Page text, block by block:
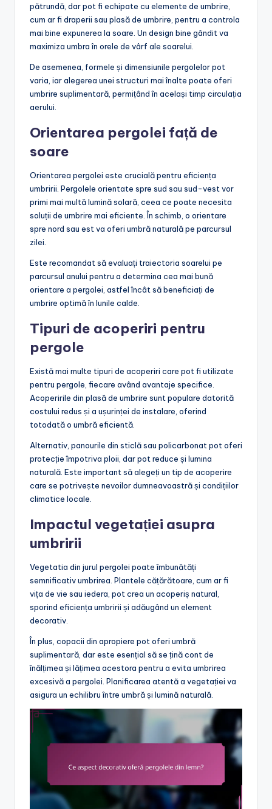
pătrundă, dar pot fi echipate cu elemente de umbrire,
cum ar fi draperii sau plasă de umbrire, pentru a controla
mai bine expunerea la soare. Un design bine gândit va
maximiza umbra în orele de vârf ale soarelui.
De asemenea, formele și dimensiunile pergolelor pot
varia, iar alegerea unei structuri mai înalte poate oferi
umbrire suplimentară, permițând în același timp circulația
aerului.
Orientarea pergolei față de
soare
Orientarea pergolei este crucială pentru eficiența
umbririi. Pergolele orientate spre sud sau sud-vest vor
primi mai multă lumină solară, ceea ce poate necesita
soluții de umbrire mai eficiente. În schimb, o orientare
spre nord sau est va oferi umbră naturală pe parcursul
zilei.
Este recomandat să evaluați traiectoria soarelui pe
parcursul anului pentru a determina cea mai bună
orientare a pergolei, astfel încât să beneficiați de
umbrire optimă în lunile calde.
Tipuri de acoperiri pentru
pergole
Există mai multe tipuri de acoperiri care pot fi utilizate
pentru pergole, fiecare având avantaje specifice.
Acoperirile din plasă de umbrire sunt populare datorită
costului redus și a ușurinței de instalare, oferind
totodată o umbră eficientă.
Alternativ, panourile din sticlă sau policarbonat pot oferi
protecție împotriva ploii, dar pot reduce și lumina
naturală. Este important să alegeți un tip de acoperire
care se potrivește nevoilor dumneavoastră și condițiilor
climatice locale.
Impactul vegetației asupra
umbririi
Vegetatia din jurul pergolei poate îmbunătăți
semnificativ umbrirea. Plantele cățărătoare, cum ar fi
vița de vie sau iedera, pot crea un acoperiș natural,
sporind eficiența umbririi și adăugând un element
decorativ.
În plus, copacii din apropiere pot oferi umbră
suplimentară, dar este esențial să se țină cont de
înălțimea și lățimea acestora pentru a evita umbrirea
excesivă a pergolei. Planificarea atentă a vegetației va
asigura un echilibru între umbră și lumină naturală.